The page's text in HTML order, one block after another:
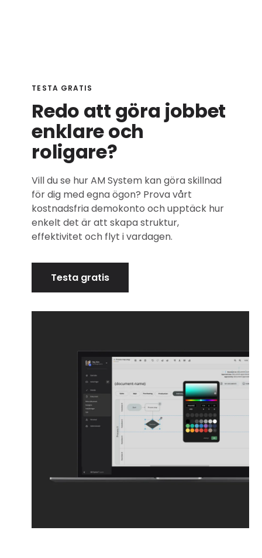
TESTA GRATIS
Redo att göra jobbet
enklare och
roligare?
Vill du se hur AM System kan göra skillnad
för dig med egna ögon? Prova vårt
kostnadsfria demokonto och upptäck hur
enkelt det är att skapa struktur,
effektivitet och flyt i vardagen.
Testa gratis